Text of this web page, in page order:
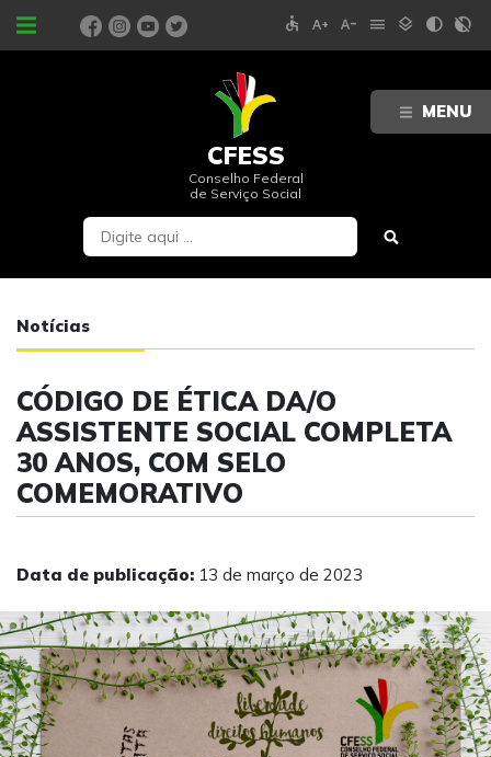
MENU
PORTAIS accessible text_increase text_decrease menu layers contrast contrast_rtl_off
CFESS
Conselho Federal
de Serviço Social
Notícias
CÓDIGO DE ÉTICA DA/O
ASSISTENTE SOCIAL COMPLETA
30 ANOS, COM SELO
COMEMORATIVO
Data de publicação: 13 de março de 2023